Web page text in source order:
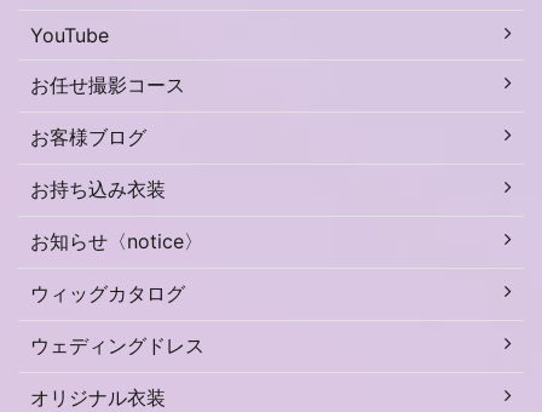
YouTube
お任せ撮影コース
お客様ブログ
お持ち込み衣装
お知らせ〈notice〉
ウィッグカタログ
ウェディングドレス
オリジナル衣装